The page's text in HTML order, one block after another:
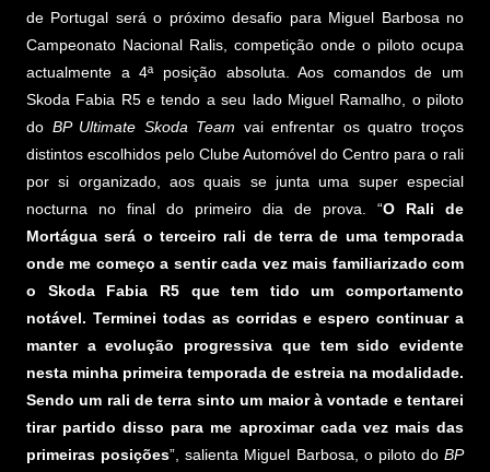
de Portugal será o próximo desafio para Miguel Barbosa no
Campeonato Nacional Ralis, competição onde o piloto ocupa
actualmente a 4ª posição absoluta. Aos comandos de um
Skoda Fabia R5 e tendo a seu lado Miguel Ramalho, o piloto
do BP Ultimate Skoda Team vai enfrentar os quatro troços
distintos escolhidos pelo Clube Automóvel do Centro para o rali
por si organizado, aos quais se junta uma super especial
nocturna no final do primeiro dia de prova. “O Rali de
Mortágua será o terceiro rali de terra de uma temporada
onde me começo a sentir cada vez mais familiarizado com
o Skoda Fabia R5 que tem tido um comportamento
notável. Terminei todas as corridas e espero continuar a
manter a evolução progressiva que tem sido evidente
nesta minha primeira temporada de estreia na modalidade.
Sendo um rali de terra sinto um maior à vontade e tentarei
tirar partido disso para me aproximar cada vez mais das
primeiras posições”, salienta Miguel Barbosa, o piloto do BP